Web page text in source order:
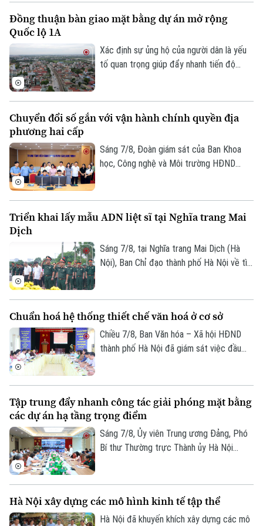
Theo dõi Hà Nội On
ký ức đô thị của Thủ đô. Trong thời gian
hướng bảo tồn kết hợp phát huy giá trị di
sản, mở ra một không gian văn hóa, nghệ
Đồng thuận bàn giao mặt bằng dự án mở rộng
Quốc lộ 1A
Xác định sự ủng hộ của người dân là yếu
tố quan trọng giúp đẩy nhanh tiến độ
nhiều người dân và doanh nghiệp đã sớm
siêu dự án 162.000 tỷ đồng này.
Chuyển đổi số gắn với vận hành chính quyền địa
phương hai cấp
Sáng 7/8, Đoàn giám sát của Ban Khoa
học, Công nghệ và Môi trường HĐND
Triển khai lấy mẫu ADN liệt sĩ tại Nghĩa trang Mai
Dịch
Sáng 7/8, tại Nghĩa trang Mai Dịch (Hà
Nội), Ban Chỉ đạo thành phố Hà Nội về tìm
khai công tác lấy mẫu hài cốt liệt sĩ chưa
xác định được thông tin để phục vụ giám
định ADN.
Chuẩn hoá hệ thống thiết chế văn hoá ở cơ sở
Chiều 7/8, Ban Văn hóa – Xã hội HĐND
thành phố Hà Nội đã giám sát việc đầu
Tập trung đẩy nhanh công tác giải phóng mặt bằng
các dự án hạ tầng trọng điểm
Sáng 7/8, Ủy viên Trung ương Đảng, Phó
Bí thư Thường trực Thành ủy Hà Nội
nghị Ban Chỉ đạo nhằm rà soát, đánh giá
tiến độ công tác giải phóng mặt bằng
Hà Nội xây dựng các mô hình kinh tế tập thể
Hà Nội đã khuyến khích xây dựng các mô